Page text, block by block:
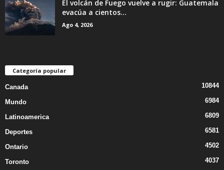
El volcán de Fuego vuelve a rugir: Guatemala
evacúa a cientos...
Ago 4, 2026
Categoría popular
Canada 10844
Mundo 6984
Latinoamerica 6809
Deportes 6581
Ontario 4502
Toronto 4037